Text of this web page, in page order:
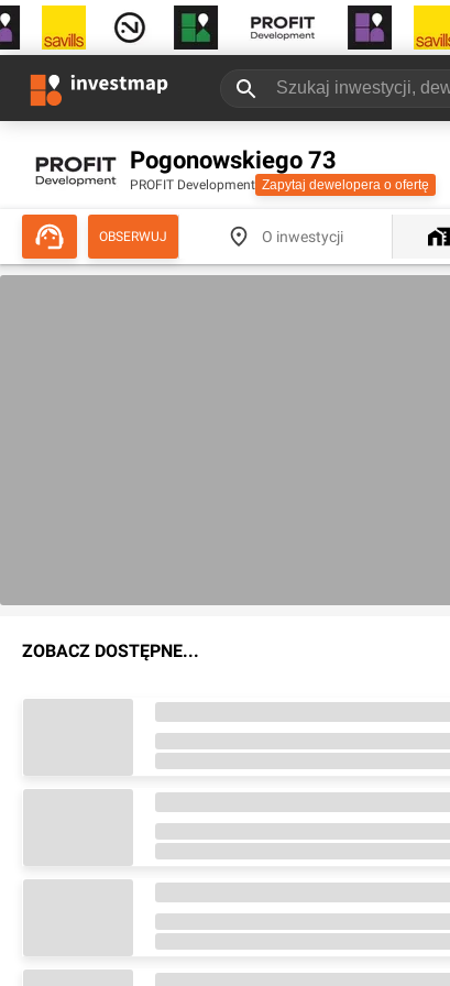
Pogonowskiego 73
PROFIT Development Zapytaj dewelopera o ofertę
OBSERWUJ O inwestycji
ZOBACZ DOSTĘPNE...